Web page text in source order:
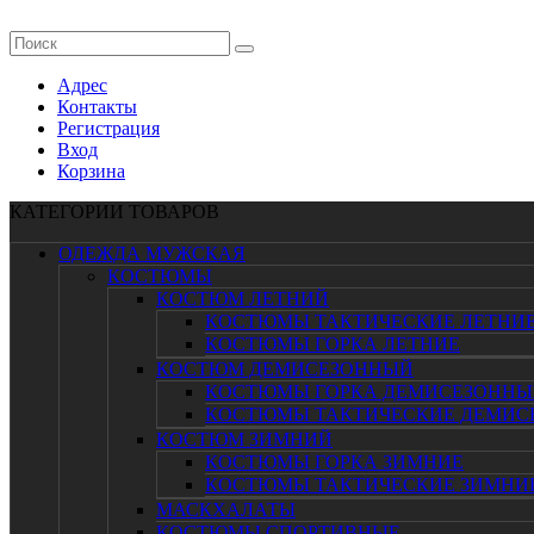
Адрес
Контакты
Регистрация
Вход
Корзина
КАТЕГОРИИ ТОВАРОВ
ОДЕЖДА МУЖСКАЯ
КОСТЮМЫ
КОСТЮМ ЛЕТНИЙ
КОСТЮМЫ ТАКТИЧЕСКИЕ
КОСТЮМЫ ГОРКА ЛЕТНИЕ
КОСТЮМ ДЕМИСЕЗОННЫЙ
КОСТЮМЫ ГОРКА
КОСТЮМЫ ТАКТИЧЕСКИЕ
КОСТЮМ ЗИМНИЙ
КОСТЮМЫ ГОРКА ЗИМНИЕ
КОСТЮМЫ ТАКТИЧЕСКИЕ
МАСКХАЛАТЫ